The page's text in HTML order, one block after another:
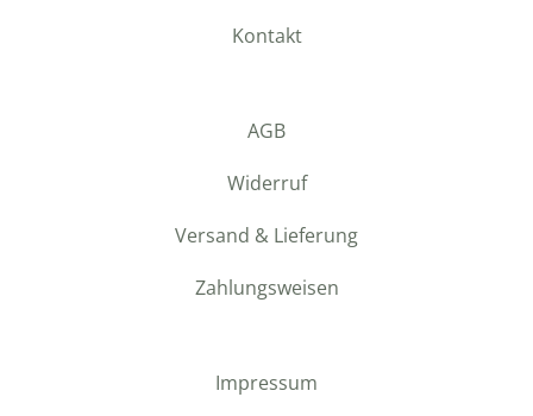
Kontakt
AGB
Widerruf
Versand & Lieferung
Zahlungsweisen
Impressum